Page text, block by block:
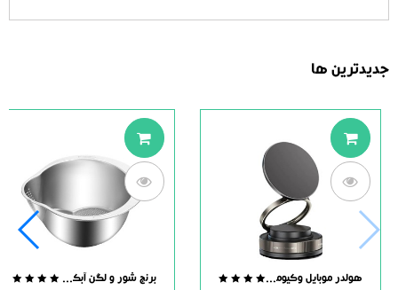
جدیدترین ها
هولدر موبایل وکیومی مگنت دار برنج شور و لگن آبکش دار استیل